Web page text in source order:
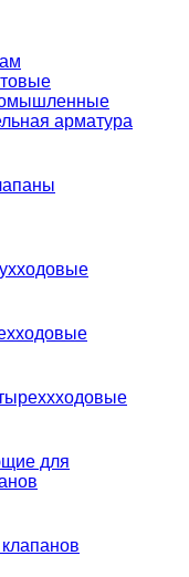
арматура
для